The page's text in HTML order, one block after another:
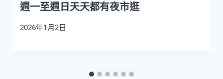
週一至週日天天都有夜市逛
2026年1月2日